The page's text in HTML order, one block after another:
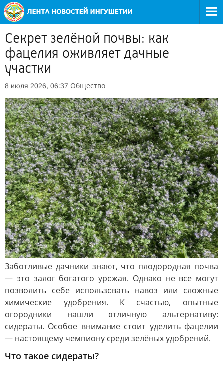
Секрет зелёной почвы: как
фацелия оживляет дачные
участки
8 июля 2026, 06:37 Общество
Заботливые дачники знают, что плодородная почва
— это залог богатого урожая. Однако не все могут
позволить себе использовать навоз или сложные
химические удобрения. К счастью, опытные
огородники нашли отличную альтернативу:
сидераты. Особое внимание стоит уделить фацелии
— настоящему чемпиону среди зелёных удобрений.
Что такое сидераты?